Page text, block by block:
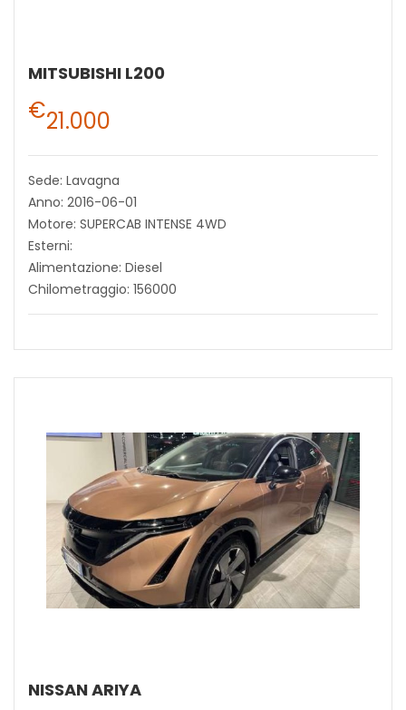
MITSUBISHI L200
€21.000
Sede: Lavagna
Anno: 2016-06-01
Motore: SUPERCAB INTENSE 4WD
Esterni:
Alimentazione: Diesel
Chilometraggio: 156000
NISSAN ARIYA